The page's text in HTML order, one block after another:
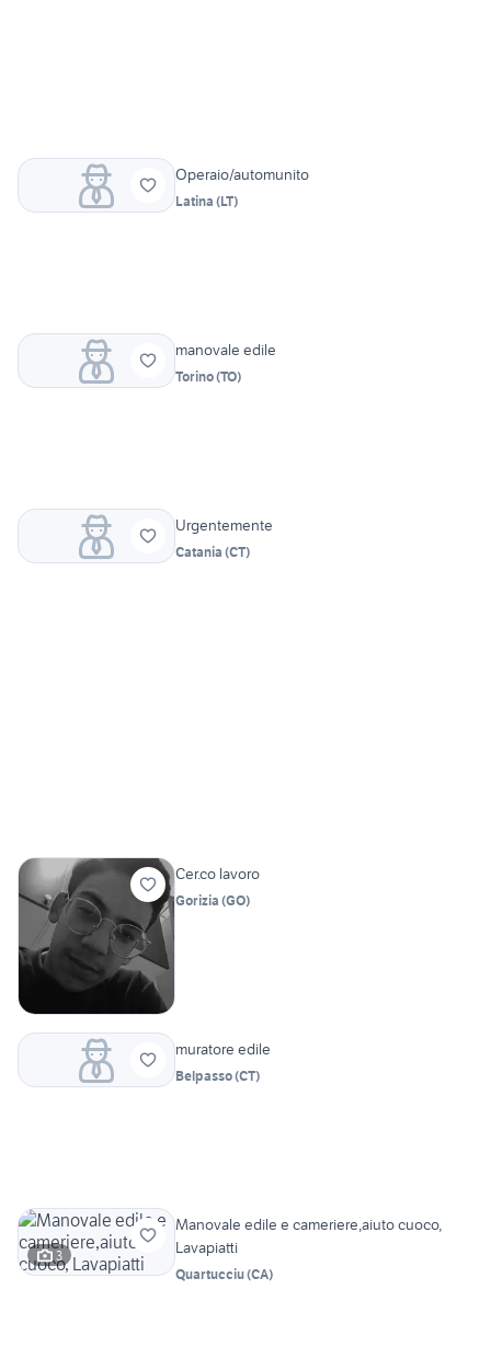
Operaio/automunito
Latina (LT)
manovale edile
Torino(TO)
Urgentemente
Catania (CT)
Cer.co lavoro
Gorizia (GO)
muratore edile
Belpasso(CT)
3
Manovale edile e cameriere,aiuto cuoco,
Lavapiatti
Quartucciu(CA)